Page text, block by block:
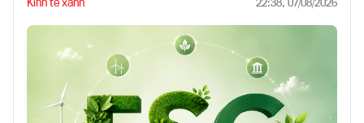
Kinh tế xanh 22:38, 07/08/2026